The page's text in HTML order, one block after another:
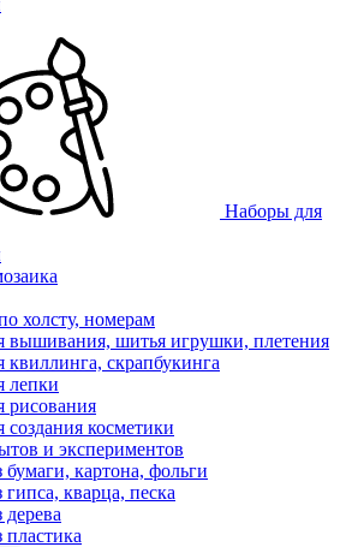
Наборы для
холсту, номерам
вышивания, шитья игрушки, плетения
скрапбукинга
лепки
рисования
косметики
и экспериментов
картона, фольги
кварца, песка